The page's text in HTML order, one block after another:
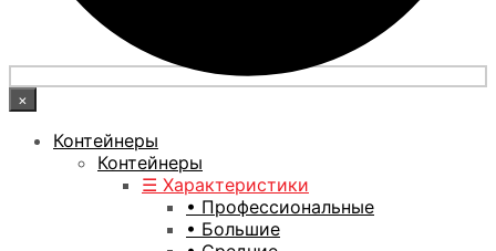
×
Контейнеры
Контейнеры
☰ Характеристики
• Профессиональные
• Большие